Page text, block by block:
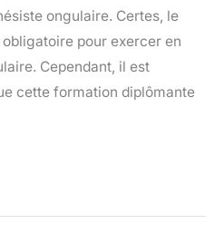
ongulaire. Certes, le
obligatoire pour exercer en
Cependant, il est
cette formation diplômante